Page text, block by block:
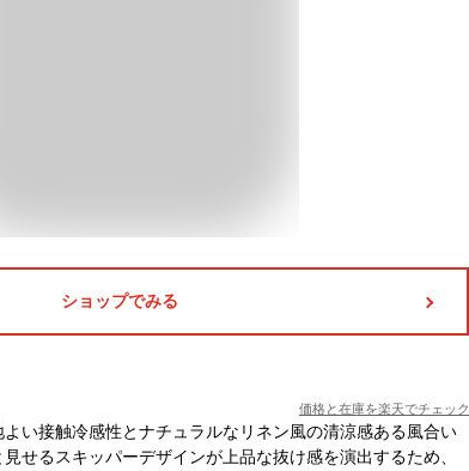
ショップでみる
価格と在庫を楽天でチェック
い接触冷感性とナチュラルなリネン風の清涼感ある風合い
せるスキッパーデザインが上品な抜け感を演出するため、